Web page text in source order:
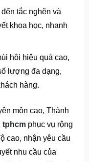
tắc nghẽn và
khoa học, nhanh
hôi hiệu quả cao,
lượng đa dạng,
hàng.
môn cao, Thành
tphcm phục vụ rộng
cao, nhận yêu cầu
nhu cầu của